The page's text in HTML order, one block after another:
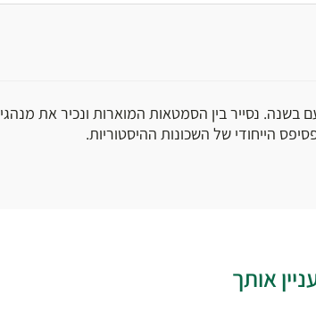
בשנה. נסייר בין הסמטאות המוארות ונכיר את מנהגי
הייחודי של השכונות ההיסטוריות.
אותך